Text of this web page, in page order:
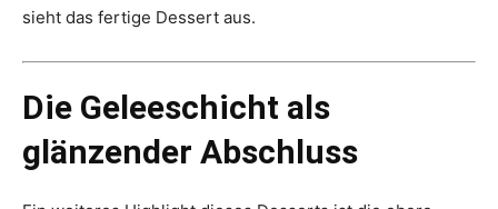
sieht das fertige Dessert aus.
Die Geleeschicht als
glänzender Abschluss